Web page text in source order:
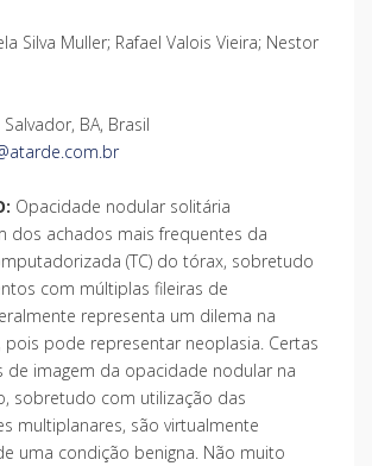
Silva Muller; Rafael Valois Vieira; Nestor
BA, Brasil
Opacidade nodular solitária
dos achados mais frequentes da
(TC) do tórax, sobretudo
com múltiplas fileiras de
representa um dilema na
pois pode representar neoplasia. Certas
de imagem da opacidade nodular na
sobretudo com utilização das
multiplanares, são virtualmente
uma condição benigna. Não muito